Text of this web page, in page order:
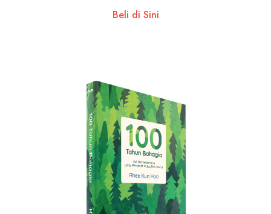
Beli di Sini